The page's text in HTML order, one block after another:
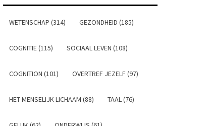
WETENSCHAP (314) GEZONDHEID (185)
COGNITIE (115) SOCIAAL LEVEN (108)
COGNITION (101) OVERTREF JEZELF (97)
HET MENSELIJK LICHAAM (88) TAAL (76)